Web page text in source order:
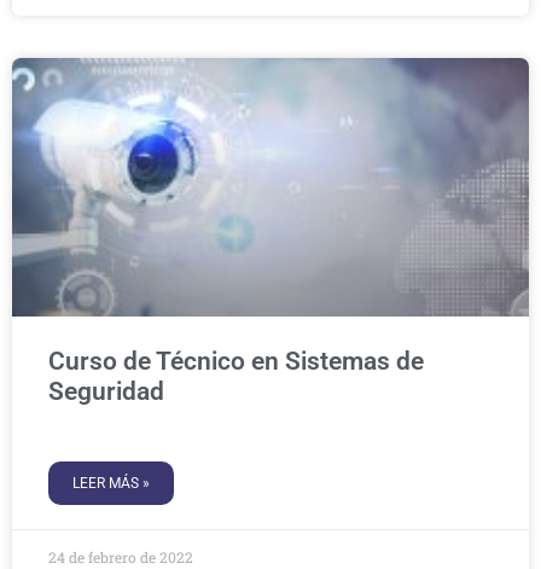
Curso de Técnico en Sistemas de
Seguridad
LEER MÁS »
24 de febrero de 2022